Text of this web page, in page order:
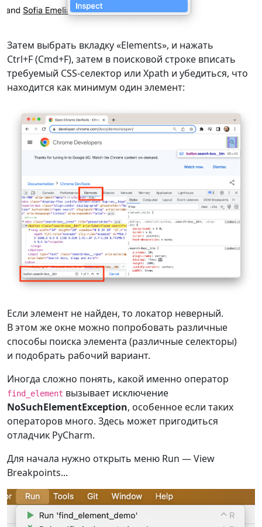
Затем выбрать вкладку «Elements», и нажать
Ctrl+F (Cmd+F), затем в поисковой строке вписать
требуемый CSS-селектор или Xpath и убедиться, что
находится как минимум один элемент:
Если элемент не найден, то локатор неверный.
В этом же окне можно попробовать различные
способы поиска элемента (различные селекторы)
и подобрать рабочий вариант.
Иногда сложно понять, какой именно оператор
find_element вызывает исключение
NoSuchElementException, особенное если таких
операторов много. Здесь может пригодиться
отладчик PyCharm.
Для начала нужно открыть меню Run — View
Breakpoints...